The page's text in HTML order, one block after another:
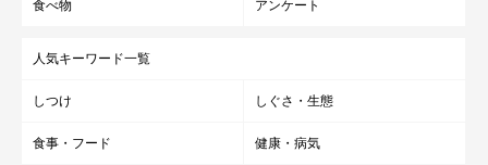
食べ物 アンケート
人気キーワード一覧
しつけ しぐさ・生態
食事・フード 健康・病気